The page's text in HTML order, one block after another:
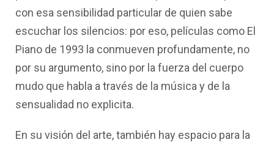
con esa sensibilidad particular de quien sabe
escuchar los silencios: por eso, películas como El
Piano de 1993 la conmueven profundamente, no
por su argumento, sino por la fuerza del cuerpo
mudo que habla a través de la música y de la
sensualidad no explicita.
En su visión del arte, también hay espacio para la